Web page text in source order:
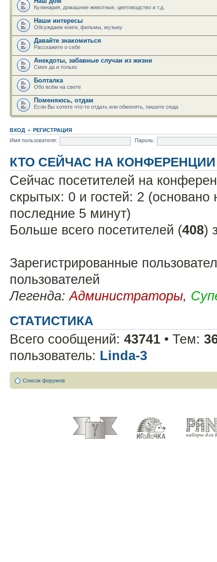
Кулинария, домашние животные, цветоводство и т.д.
Наши интересы
Обсуждаем книги, фильмы, музыку
Давайте знакомиться
Расскажите о себе
Анекдоты, забавные случаи из жизни
Смех да и только
Болталка
Обо всём на свете
Поменяюсь, отдам
Если Вы хотите что-то отдать или обменять, пишите сюда
ВХОД • РЕГИСТРАЦИЯ
Имя пользователя:
Пароль:
КТО СЕЙЧАС НА КОНФЕРЕНЦИИ
Сейчас посетителей на
скрытых: 0 и гостей: 2 (основано
последние 5 минут)
Больше всего посетителей (408)
Зарегистрированные
пользователей
Легенда:Администраторы,
СТАТИСТИКА
Всего сообщений: 43741 • Тем:
пользователь: Linda-3
Список форумов